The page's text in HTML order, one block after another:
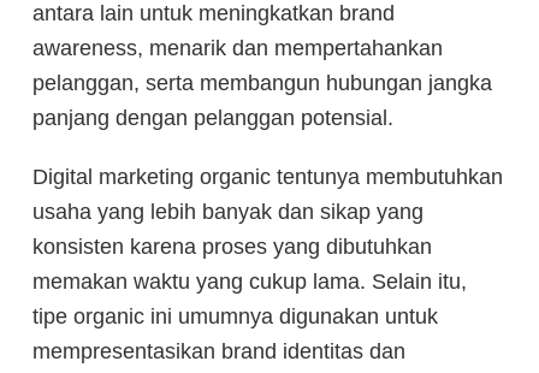
antara lain untuk meningkatkan brand
awareness, menarik dan mempertahankan
pelanggan, serta membangun hubungan jangka
panjang dengan pelanggan potensial.
Digital marketing organic tentunya membutuhkan
usaha yang lebih banyak dan sikap yang
konsisten karena proses yang dibutuhkan
memakan waktu yang cukup lama. Selain itu,
tipe organic ini umumnya digunakan untuk
mempresentasikan brand identitas dan